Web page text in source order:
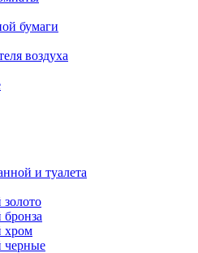
бумаги
воздуха
и туалета
золото
бронза
хром
черные